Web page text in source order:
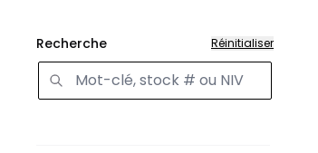
Recherche Réinitialiser